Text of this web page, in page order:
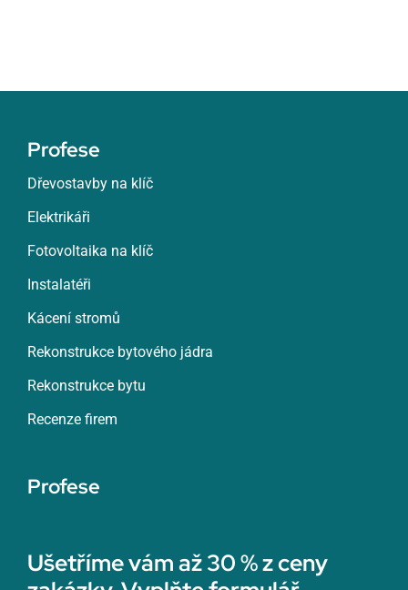
Profese
Dřevostavby na klíč
Elektrikáři
Fotovoltaika na klíč
Instalatéři
Kácení stromů
Rekonstrukce bytového jádra
Rekonstrukce bytu
Recenze firem
Profese
Ušetříme vám až 30 % z ceny